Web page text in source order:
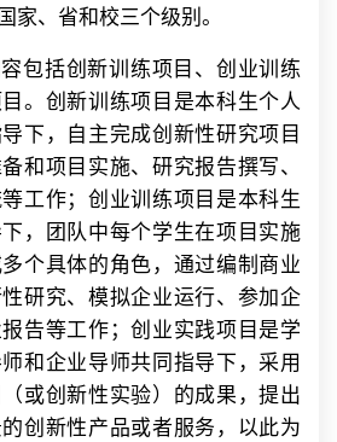
家、省和校三个级别。
包括创新训练项目、创业训练
。创新训练项目是本科生个人
下，自主完成创新性研究项目
和项目实施、研究报告撰写、
工作；创业训练项目是本科生
，团队中每个学生在项目实施
个具体的角色，通过编制商业
研究、模拟企业运行、参加企
告等工作；创业实践项目是学
和企业导师共同指导下，采用
或创新性实验）的成果，提出
创新性产品或者服务，以此为